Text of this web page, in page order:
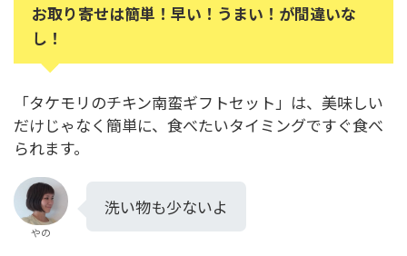
お取り寄せは簡単！早い！うまい！が間違いな
し！
「タケモリのチキン南蛮ギフトセット」は、美味しい
だけじゃなく簡単に、食べたいタイミングですぐ食べ
られます。
やの
洗い物も少ないよ